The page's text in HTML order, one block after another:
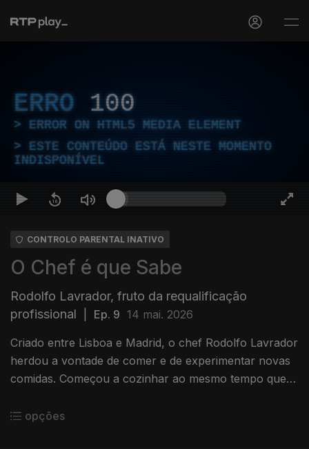
ERRO 100
ERROR ON HTML5 MEDIA ELEMENT
ESTE CONTEÚDO ESTÁ NESTE MOMENTO
INDISPONÍVEL
CONTROLO PARENTAL INATIVO
O Chef é que Sabe
Rodolfo Lavrador, fruto da requalificação
profissional
Ep. 9 14 mai. 2026
Criado entre Lisboa e Madrid, o chef Rodolfo Lavrador
herdou a vontade de comer e de experimentar novas
comidas. Começou a cozinhar ao mesmo tempo que o
queria estar.
opções